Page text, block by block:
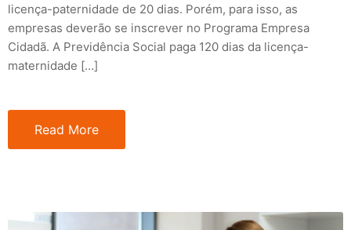
licença-paternidade de 20 dias. Porém, para isso, as
empresas deverão se inscrever no Programa Empresa
Cidadã. A Previdência Social paga 120 dias da licença-
maternidade […]
Read More